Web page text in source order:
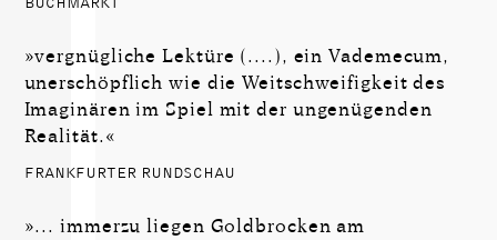
»vergnügliche Lektüre (....), ein Vademecum,
unerschöpflich wie die Weitschweifigkeit des
Imaginären im Spiel mit der ungenügenden
Realität.«
FRANKFURTER RUNDSCHAU
»... immerzu liegen Goldbrocken am